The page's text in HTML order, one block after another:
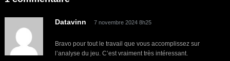
Datavinn 7 novembre 2024 8h25
Bravo pour tout le travail que vous accomplissez sur
l’analyse du jeu. C’est vraiment très intéressant.